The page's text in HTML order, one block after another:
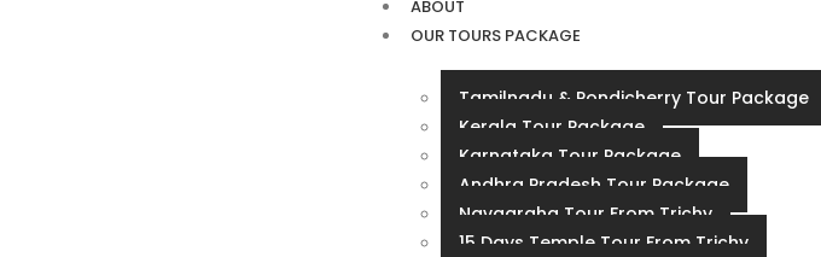
ABOUT
OUR TOURS PACKAGE
Tamilnadu & Pondicherry Tour Package
Kerala Tour Package
Karnataka Tour Package
Andhra Pradesh Tour Package
Navagraha Tour From Trichy
15 Days Temple Tour From Trichy